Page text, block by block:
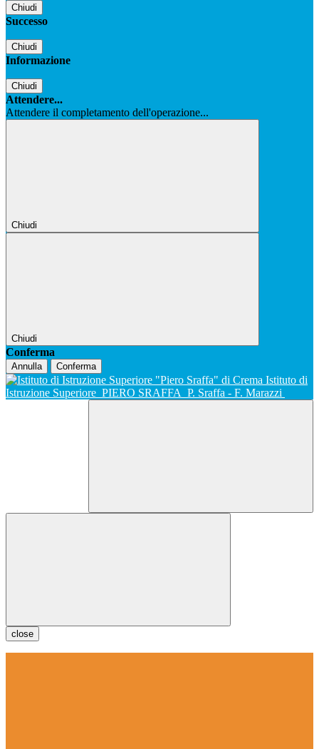
Chiudi
Successo
Chiudi
Informazione
Chiudi
Attendere...
Attendere il completamento dell'operazione...
Chiudi
Chiudi
Conferma
Annulla Conferma
Istituto di
Istruzione Superiore PIERO SRAFFA P. Sraffa - F. Marazzi
close